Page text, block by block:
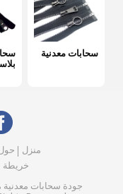
سحابات معدنية
منزل حول
خريطة
جودة سحابات معدنية